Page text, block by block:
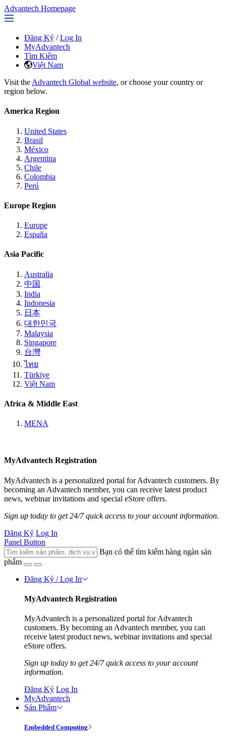
Advantech Homepage
Đăng Ký / Log In
MyAdvantech
Tìm Kiếm
Việt Nam
Visit the Advantech Global website, or choose your country or
region below.
America Region
United States
Brasil
México
Argentina
Chile
Colombia
Perú
Europe Region
Europe
España
Asia Pacific
Australia
中国
India
Indonesia
日本
대한민국
Malaysia
Singapore
台灣
ไทย
Türkiye
Việt Nam
Africa & Middle East
MENA
MyAdvantech Registration
MyAdvantech is a personalized portal for Advantech customers. By
becoming an Advantech member, you can receive latest product
news, webinar invitations and special eStore offers.
Sign up today to get 24/7 quick access to your account information.
Đăng Ký Log In
Panel Button
Bạn có thể tìm kiếm hàng ngàn sản
phẩm
Đăng Ký / Log In
MyAdvantech Registration
MyAdvantech is a personalized portal for Advantech
customers. By becoming an Advantech member, you can
receive latest product news, webinar invitations and special
eStore offers.
Sign up today to get 24/7 quick access to your account
information.
Đăng Ký Log In
MyAdvantech
Sản Phẩm
Embedded Computing